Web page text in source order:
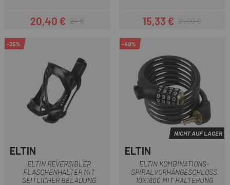
Preis
20,40 €Regulärer Preis
24 €
Preis
15,33 €Regulärer Preis
21,90 €
-35%
ELTIN
ELTIN REVERSIBLER
FLASCHENHALTER MIT
SEITLICHER BELADUNG
-49%
NICHT AUF LAGER
ELTIN
ELTIN KOMBINATIONS-
SPIRALVORHÄNGESCHLOSS
10X1800 MIT HALTERUNG